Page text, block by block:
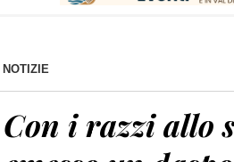
NOTIZIE
Con i razzi allo